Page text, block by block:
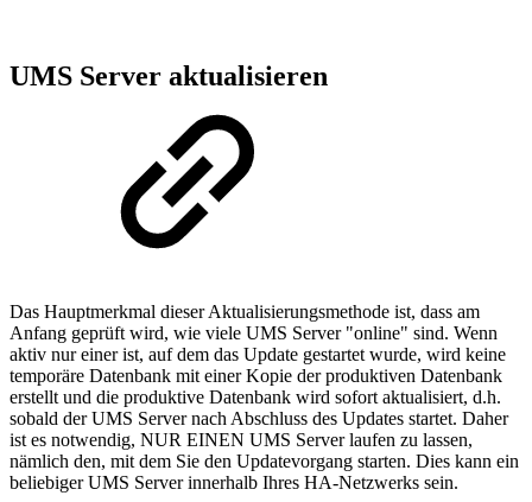
UMS Server aktualisieren
Das Hauptmerkmal dieser Aktualisierungsmethode ist, dass am
Anfang geprüft wird, wie viele UMS Server "online" sind. Wenn
aktiv nur einer ist, auf dem das Update gestartet wurde, wird keine
temporäre Datenbank mit einer Kopie der produktiven Datenbank
erstellt und die produktive Datenbank wird sofort aktualisiert, d.h.
sobald der UMS Server nach Abschluss des Updates startet. Daher
ist es notwendig, NUR EINEN UMS Server laufen zu lassen,
nämlich den, mit dem Sie den Updatevorgang starten. Dies kann ein
beliebiger UMS Server innerhalb Ihres HA-Netzwerks sein.